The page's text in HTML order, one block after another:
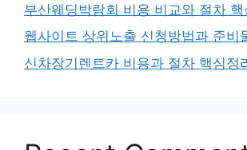
부산웨딩박람회 비용 비교와 절차 핵
웹사이트 상위노출 신청방법과 준비
신차장기렌트카 비용과 절차 핵심정